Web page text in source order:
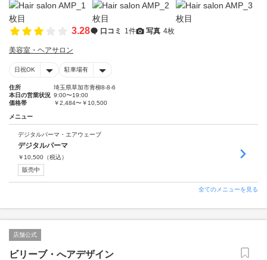
3.28 口コミ 1件 写真 4枚
美容室・ヘアサロン
日祝OK 駐車場有
住所
埼玉県草加市青柳8-8-6
本日の営業状況 9:00〜19:00
価格帯
￥2,484〜￥10,500
メニュー
デジタルパーマ・エアウェーブ
デジタルパーマ
￥ 10,500 （税込）
販売中
全てのメニューを見る
店舗公式
ビリーブ・へアデザイン